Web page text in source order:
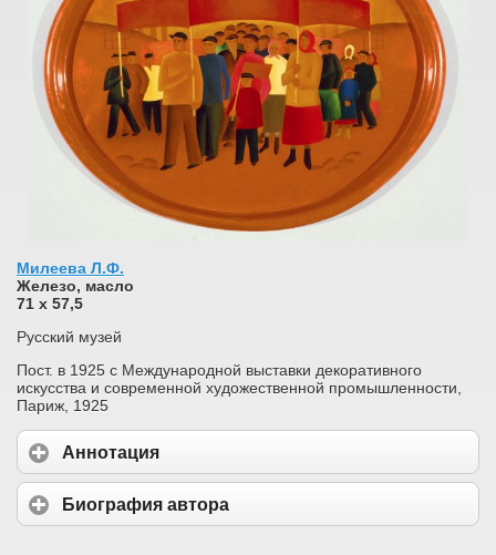
Милеева Л.Ф.
Железо, масло
71 х 57,5
Русский музей
Пост. в 1925 с Международной выставки декоративного
искусства и современной художественной промышленности,
Париж, 1925
Аннотация
Биография автора